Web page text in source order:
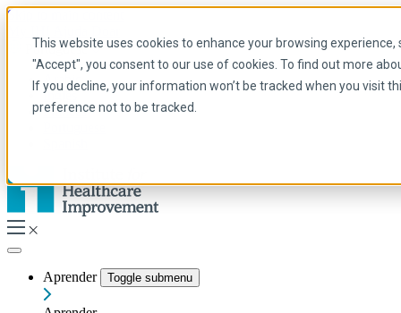
This website uses cookies to enhance your browsing
"Accept", you consent to our use of cookies. To find out more
If you decline, your information won’t be tracked when you visit
preference not to be tracked.
Skip to main content
Portuguese
Arabic
Inglês
Francês
Aprender Toggle submenu